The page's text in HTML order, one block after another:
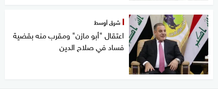
شرق أوسط
اعتقال "أبو مازن" ومقرب منه بقضية
فساد في صلاح الدين